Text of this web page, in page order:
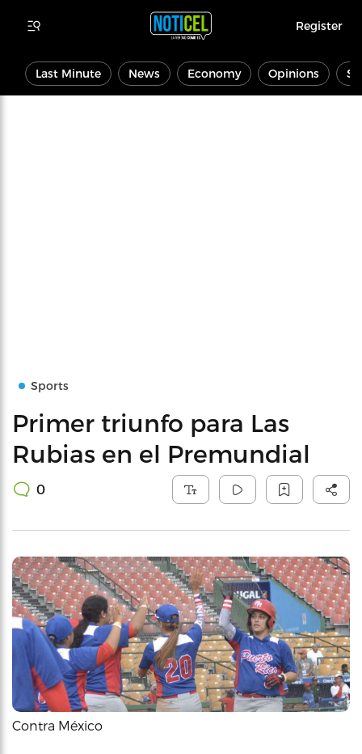
Register
Last Minute News Economy Opinions
Sports
Primer triunfo para Las
Rubias en el Premundial
0
Contra México